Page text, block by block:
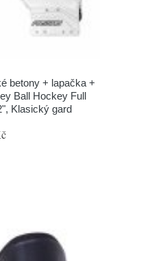
betony + lapačka +
Ball Hockey Full
Klasický gard